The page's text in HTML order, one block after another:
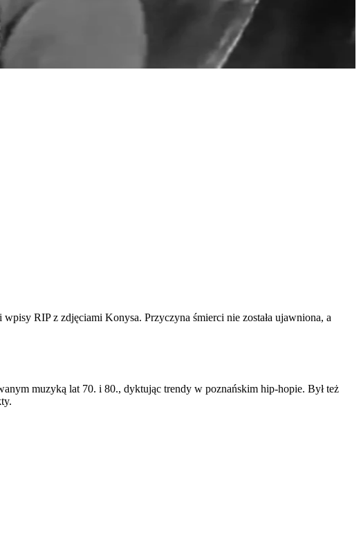
RIP z zdjęciami Konysa. Przyczyna śmierci nie została ujawniona, a
muzyką lat 70. i 80., dyktując trendy w poznańskim hip-hopie. Był też